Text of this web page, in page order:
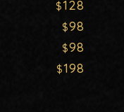
128
98
98
198